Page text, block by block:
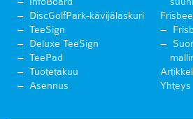
DiscGolfPark-kävijälaskuri
TeeSign
Deluxe TeeSign
TeePad
Tuotetakuu
Asennus
Yhteys